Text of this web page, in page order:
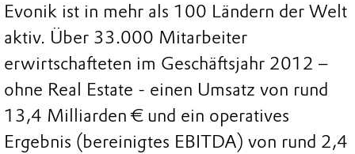
Evonik ist in mehr als 100 Ländern der Welt
aktiv. Über 33.000 Mitarbeiter
erwirtschafteten im Geschäftsjahr 2012 –
ohne Real Estate - einen Umsatz von rund
13,4 Milliarden € und ein operatives
Ergebnis (bereinigtes EBITDA) von rund 2,4